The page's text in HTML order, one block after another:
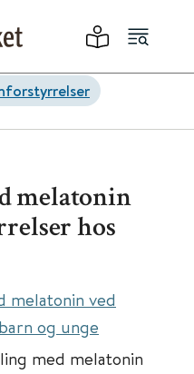
melatonin
hos
melatonin ved
og unge
med melatonin